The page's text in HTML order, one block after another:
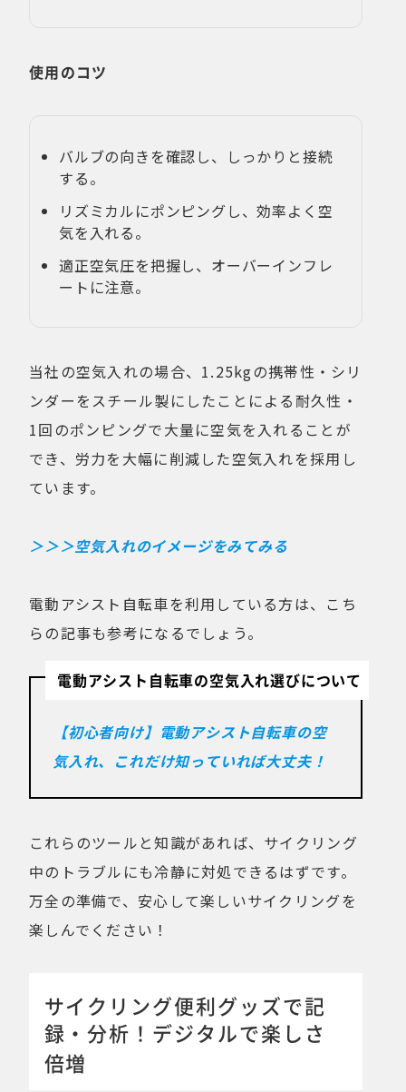
使用のコツ
バルブの向きを確認し、しっかりと接続
する。
リズミカルにポンピングし、効率よく空
気を入れる。
適正空気圧を把握し、オーバーインフレ
ートに注意。
当社の空気入れの場合、1.25kgの携帯性・シリ
ンダーをスチール製にしたことによる耐久性・
1回のポンピングで大量に空気を入れることが
でき、労力を大幅に削減した空気入れを採用し
ています。
＞＞＞空気入れのイメージをみてみる
電動アシスト自転車を利用している方は、こち
らの記事も参考になるでしょう。
電動アシスト自転車の空気入れ選びについて
【初心者向け】電動アシスト自転車の空
気入れ、これだけ知っていれば大丈夫！
これらのツールと知識があれば、サイクリング
中のトラブルにも冷静に対処できるはずです。
万全の準備で、安心して楽しいサイクリングを
楽しんでください！
サイクリング便利グッズで記
録・分析！デジタルで楽しさ
倍増